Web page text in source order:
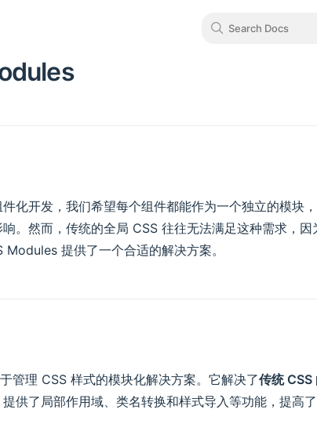
Search Docs
化开发，我们希望每个组件都能作为一个独立的模块
。然而，传统的全局 CSS 往往无法满足这种需求，因
提供了一个合适的解决方案。
管理 CSS 样式的模块化解决方案。它解决了传统 CSS
供了局部作用域、类名转换和样式导入等功能，提高